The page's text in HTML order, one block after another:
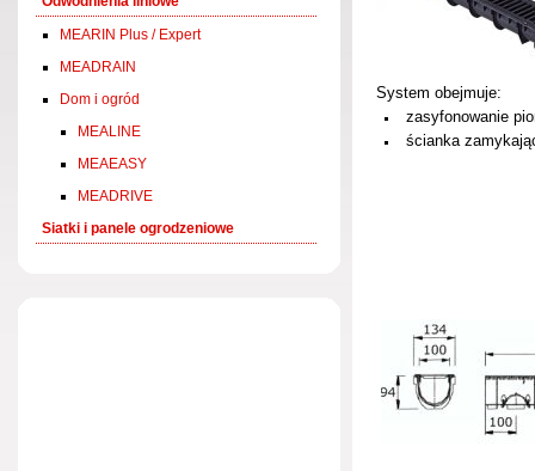
MEARIN Plus / Expert
MEADRAIN
Dom i ogród
MEALINE
MEAEASY
MEADRIVE
Siatki i panele ogrodzeniowe
System obejmuje:
zasyfonowanie
ścianka